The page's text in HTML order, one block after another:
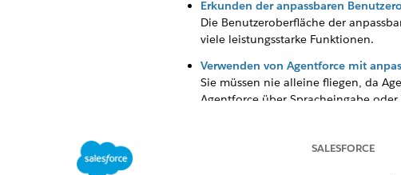
Erkunden der anpassbaren
Die Benutzeroberfläche der
viele leistungsstarke Funktionen.
Verwenden von Agentforce mit
Sie müssen nie alleine fliegen, da
Agentforce über Spracheingabe
SALESFORCE